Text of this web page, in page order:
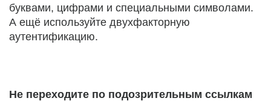
буквами, цифрами и специальными символами.
А ещё используйте двухфакторную
аутентификацию.
Не переходите по подозрительным ссылкам